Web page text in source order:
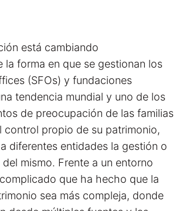
está cambiando
la forma en que se gestionan los
(SFOs) y fundaciones
tendencia mundial y uno de los
de preocupación de las familias
control propio de su patrimonio,
diferentes entidades la gestión o
mismo. Frente a un entorno
que ha hecho que la
sea más compleja, donde